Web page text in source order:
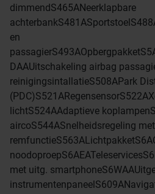
dimmendS465ANeerklapbare
en
DAAUitschakeling airbag
reinigingsintallatieS508APark
lichtS524AAdaptieve
aircoS544ASnelheidsregeling met
met uitg.